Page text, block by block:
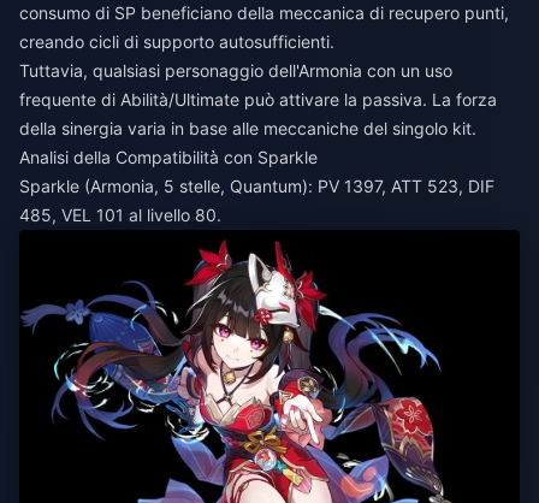
consumo di SP beneficiano della meccanica di recupero punti,
creando cicli di supporto autosufficienti.
Tuttavia, qualsiasi personaggio dell'Armonia con un uso
frequente di Abilità/Ultimate può attivare la passiva. La forza
della sinergia varia in base alle meccaniche del singolo kit.
Analisi della Compatibilità con Sparkle
Sparkle (Armonia, 5 stelle, Quantum): PV 1397, ATT 523, DIF
485, VEL 101 al livello 80.